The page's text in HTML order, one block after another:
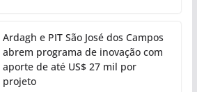
Ardagh e PIT São José dos Campos
abrem programa de inovação com
aporte de até US$ 27 mil por
projeto